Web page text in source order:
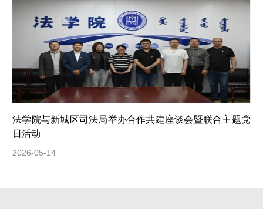
法学院与新城区司法局举办合作共建座谈会暨联合主题党
日活动
2026-05-14